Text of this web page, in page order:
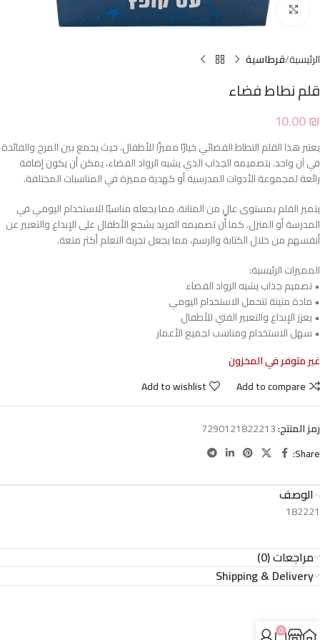
Click to enlarge
الرئيسية قرطاسية
قلم نطاط فضاء
10.00₪
يعتبر هذا القلم النطاط الفضائي خيارًا مميزًا للأطفال، حيث يجمع بين المرح والفائدة
في آن واحد. بتصميمه الجذاب الذي يشبه الرواد الفضاء، يمكن أن يكون إضافة
رائعة لمجموعة الأدوات المدرسية أو كهدية مميزة في المناسبات المختلفة.
يتميز القلم بمستوى عالٍ من المتانة، مما يجعله مناسبًا للاستخدام اليومي في
المدرسة أو المنزل. كما أن تصميمه الفريد يشجع الأطفال على الإبداع والتعبير عن
أنفسهم من خلال الكتابة والرسم، مما يجعل تجربة التعلم أكثر متعة.
المميزات الرئيسية:
• تصميم جذاب يشبه الرواد الفضاء
• مادة متينة تتحمل الاستخدام اليومي
• يعزز الإبداع والتعبير الفني للأطفال
• سهل الاستخدام ومناسب لجميع الأعمار
غير متوفر في المخزون
Add to compare
Add to wishlist
رمز المنتج:7290121822213
Share:
الوصف
182221
مراجعات (0)
Shipping & Delivery
0